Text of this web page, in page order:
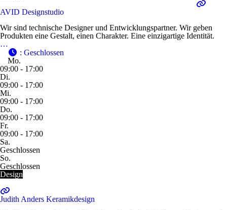
AVID Designstudio
Wir sind technische Designer und Entwicklungspartner. Wir geben
Produkten eine Gestalt, einen Charakter. Eine einzigartige Identität.
…
: Geschlossen
Mo.
09:00 - 17:00
Di.
09:00 - 17:00
Mi.
09:00 - 17:00
Do.
09:00 - 17:00
Fr.
09:00 - 17:00
Sa.
Geschlossen
So.
Geschlossen
Design
Judith Anders Keramikdesign